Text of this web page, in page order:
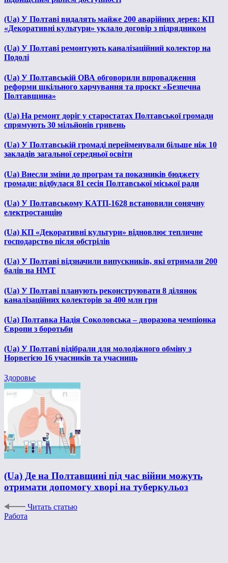
(Ua) У Полтаві видалять майже 200 аварійних дерев: КП
«Декоративні культури» уклало договір з підрядником
(Ua) У Полтаві ремонтують каналізаційний колектор на
Подолі
(Ua) У Полтавській ОВА обговорили впровадження
реформи шкільного харчування та проєкт «Безпечна
Полтавщина»
(Ua) На ремонт доріг у старостатах Полтавської громади
спрямують 30 мільйонів гривень
(Ua) У Полтавській громаді перейменували більше ніж 10
закладів загальної середньої освіти
(Ua) Внесли зміни до програм та показників бюджету
громади: відбулася 81 сесія Полтавської міської ради
(Ua) У Полтавському КАТП-1628 встановили сонячну
електростанцію
(Ua) КП «Декоративні культури» відновлює тепличне
господарство після обстрілів
(Ua) У Полтаві відзначили випускників, які отримали 200
балів на НМТ
(Ua) У Полтаві планують реконструювати 8 ділянок
каналізаційних колекторів за 400 млн грн
(Ua) Полтавка Надія Соколовська – дворазова чемпіонка
Європи з боротьби
(Ua) У Полтаві відібрали для молодіжного обміну з
Норвегією 16 учасників та учасниць
Здоровье
(Ua) Де на Полтавщині під час війни можуть
отримати допомогу хворі на туберкульоз
Читать статью
Работа